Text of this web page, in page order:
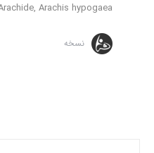
Arachis hypogaea, ...
نسخه